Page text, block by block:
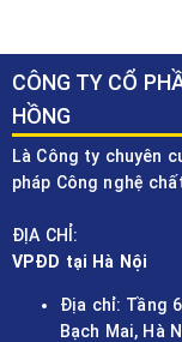
CÔNG TY CỔ
HỒNG
Là Công ty chuyên
pháp Công nghệ
ĐỊA CHỈ:
VPĐD tại Hà Nội
Địa chỉ: Tầng
Bạch Mai, Hà